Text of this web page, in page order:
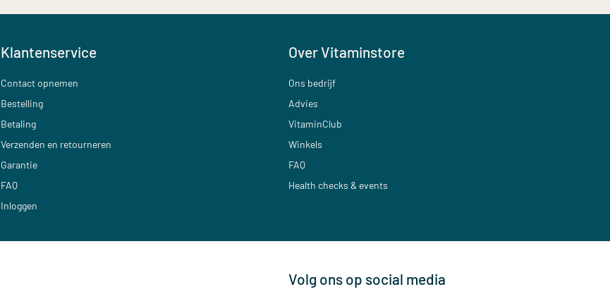
Klantenservice
Contact opnemen
Bestelling
Betaling
Verzenden en retourneren
Garantie
FAQ
Inloggen
Over Vitaminstore
Ons bedrijf
Advies
VitaminClub
Winkels
FAQ
Health checks & events
Volg ons op social media